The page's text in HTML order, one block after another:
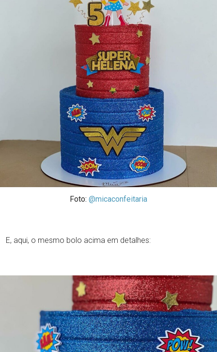
Foto: @micaconfeitaria
E, aqui, o mesmo bolo acima em detalhes: